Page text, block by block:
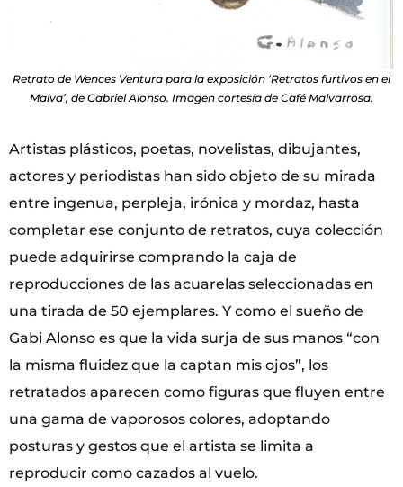
Retrato de Wences Ventura para la exposición ‘Retratos furtivos en el
Malva’, de Gabriel Alonso. Imagen cortesía de Café Malvarrosa.
Artistas plásticos, poetas, novelistas, dibujantes,
actores y periodistas han sido objeto de su mirada
entre ingenua, perpleja, irónica y mordaz, hasta
completar ese conjunto de retratos, cuya colección
puede adquirirse comprando la caja de
reproducciones de las acuarelas seleccionadas en
una tirada de 50 ejemplares. Y como el sueño de
Gabi Alonso es que la vida surja de sus manos “con
la misma fluidez que la captan mis ojos”, los
retratados aparecen como figuras que fluyen entre
una gama de vaporosos colores, adoptando
posturas y gestos que el artista se limita a
reproducir como cazados al vuelo.